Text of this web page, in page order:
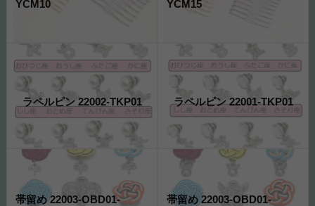
YCM10 YCM15
ラペルピン 22002-TKP01 ラペルピン 22001-TKP01
帯留め 22003-OBD01-
帯留め 22003-OBD01-